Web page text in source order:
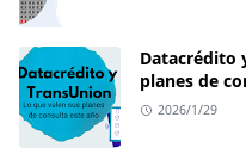
Datacrédito
planes de
2026/1/29